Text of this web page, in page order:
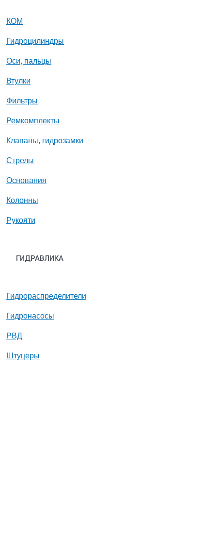
КОМ
Гидроцилиндры
Оси, пальцы
Втулки
Фильтры
Ремкомплекты
Клапаны, гидрозамки
Стрелы
Основания
Колонны
Рукояти
ГИДРАВЛИКА
Гидрораспределители
Гидронасосы
РВД
Штуцеры